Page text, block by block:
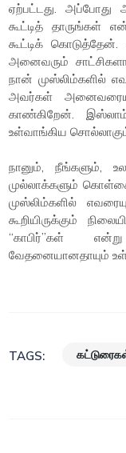
ஏற்பட்டது.
கூட்டித் தாருங்கள்
கூட்டிக்
அனைவரும்
நான் முஸ்லிம்களில்
அவர்கள்
காண்கிறேன்.
உள்வாங்கிய
நானும், நீங்களும்,
முல்லாக்களும்
முஸ்லிம்களில்
கூறியிருக்கும்
“காபிர்”கள்
வேதனையானதாயும்
TAGS: